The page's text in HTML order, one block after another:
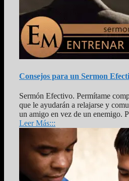
Consejos para un Sermon
Sermón Efectivo. Permítame
que le ayudarán a relajarse y
un amigo en vez de un enemigo.
Leer Más:::